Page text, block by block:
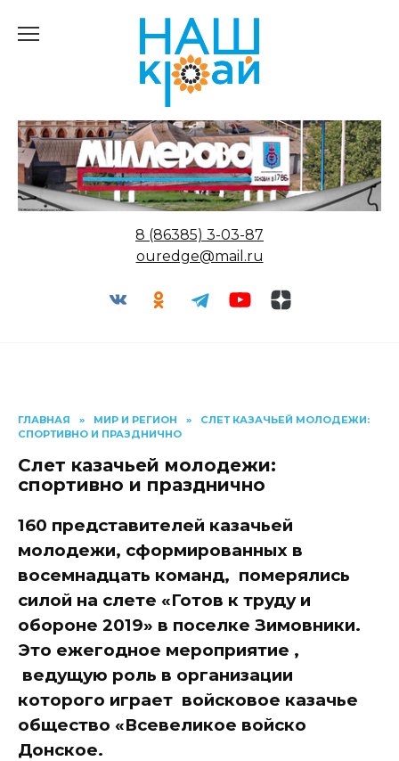
8 (86385) 3-03-87
ouredge@mail.ru
ГЛАВНАЯ » МИР И РЕГИОН »
СЛЕТ КАЗАЧЬЕЙ МОЛОДЕЖИ:
СПОРТИВНО И ПРАЗДНИЧНО
Слет казачьей молодежи:
спортивно и празднично
160 представителей казачьей
молодежи, сформированных в
восемнадцать команд, померялись
силой на слете «Готов к труду и
обороне 2019» в поселке Зимовники.
Это ежегодное мероприятие ,
ведущую роль в организации
которого играет войсковое казачье
общество «Всевеликое войско
Донское.